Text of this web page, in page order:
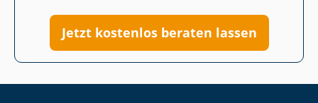
Jetzt kostenlos beraten lassen